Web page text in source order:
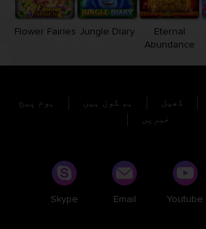
Flower Fairies Jungle Diary
Eternal
Abundance
ہوم پیج ہم کون ہیں کھیل
خبریں
Skype Email Youtube